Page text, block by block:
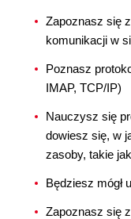
Zapoznasz się
komunikacji w
Poznasz
IMAP, TCP/IP)
Nauczysz się
dowiesz się, w
zasoby, takie
Będziesz mógł
Zapoznasz się